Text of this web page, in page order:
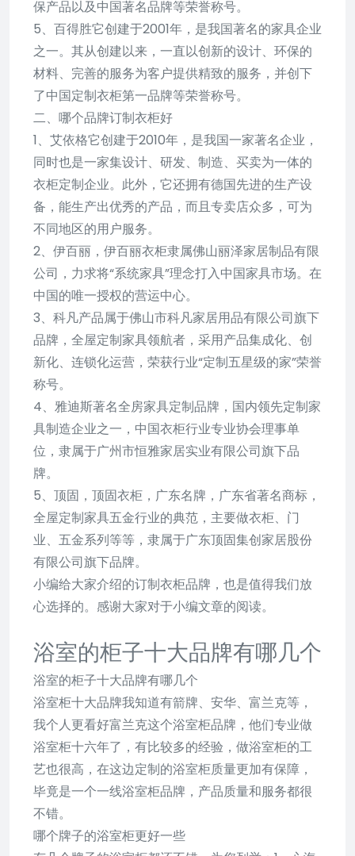
保产品以及中国著名品牌等荣誉称号。
5、百得胜它创建于2001年，是我国著名的家具企业
之一。其从创建以来，一直以创新的设计、环保的
材料、完善的服务为客户提供精致的服务，并创下
了中国定制衣柜第一品牌等荣誉称号。
二、哪个品牌订制衣柜好
1、艾依格它创建于2010年，是我国一家著名企业，
同时也是一家集设计、研发、制造、买卖为一体的
衣柜定制企业。此外，它还拥有德国先进的生产设
备，能生产出优秀的产品，而且专卖店众多，可为
不同地区的用户服务。
2、伊百丽，伊百丽衣柜隶属佛山丽泽家居制品有限
公司，力求将“系统家具”理念打入中国家具市场。在
中国的唯一授权的营运中心。
3、科凡产品属于佛山市科凡家居用品有限公司旗下
品牌，全屋定制家具领航者，采用产品集成化、创
新化、连锁化运营，荣获行业“定制五星级的家”荣誉
称号。
4、雅迪斯著名全房家具定制品牌，国内领先定制家
具制造企业之一，中国衣柜行业专业协会理事单
位，隶属于广州市恒雅家居实业有限公司旗下品
牌。
5、顶固，顶固衣柜，广东名牌，广东省著名商标，
全屋定制家具五金行业的典范，主要做衣柜、门
业、五金系列等等，隶属于广东顶固集创家居股份
有限公司旗下品牌。
小编给大家介绍的订制衣柜品牌，也是值得我们放
心选择的。感谢大家对于小编文章的阅读。
浴室的柜子十大品牌有哪几个
浴室的柜子十大品牌有哪几个
浴室柜十大品牌我知道有箭牌、安华、富兰克等，
我个人更看好富兰克这个浴室柜品牌，他们专业做
浴室柜十六年了，有比较多的经验，做浴室柜的工
艺也很高，在这边定制的浴室柜质量更加有保障，
毕竟是一个一线浴室柜品牌，产品质量和服务都很
不错。
哪个牌子的浴室柜更好一些